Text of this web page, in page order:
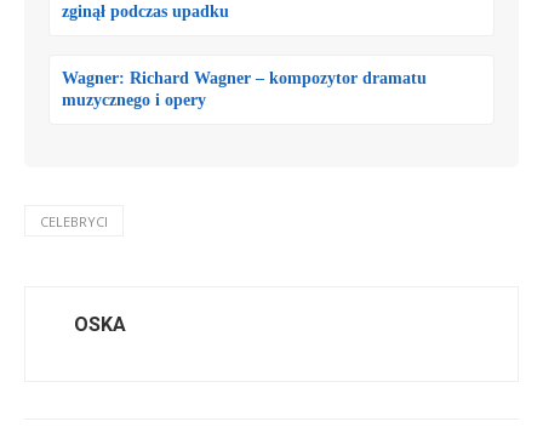
zginął podczas upadku
Wagner: Richard Wagner – kompozytor dramatu
muzycznego i opery
CELEBRYCI
OSKA